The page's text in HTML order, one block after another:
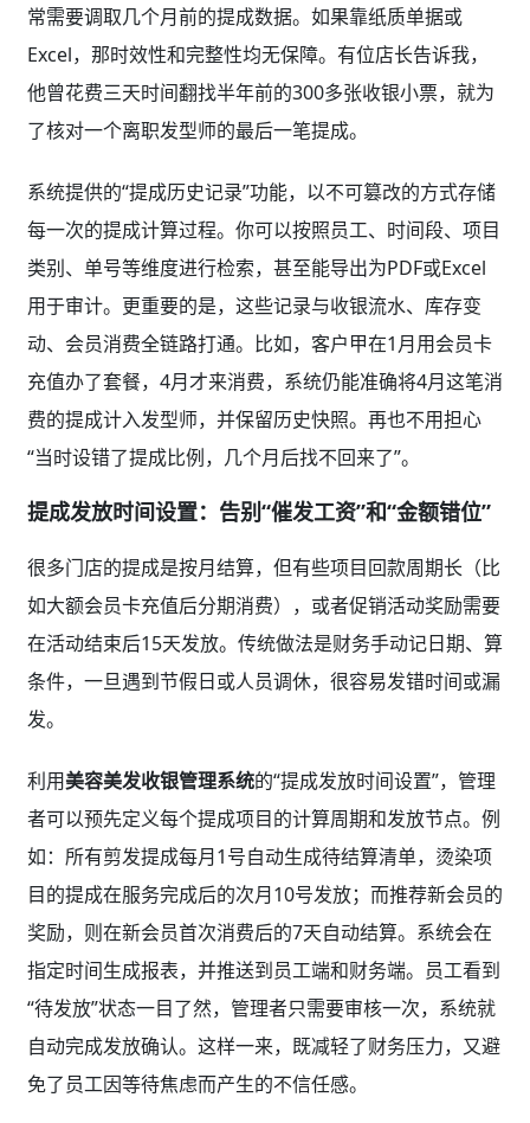
常需要调取几个月前的提成数据。如果靠纸质单据或
Excel，那时效性和完整性均无保障。有位店长告诉我，
他曾花费三天时间翻找半年前的300多张收银小票，就为
了核对一个离职发型师的最后一笔提成。
系统提供的“提成历史记录”功能，以不可篡改的方式存储
每一次的提成计算过程。你可以按照员工、时间段、项目
类别、单号等维度进行检索，甚至能导出为PDF或Excel
用于审计。更重要的是，这些记录与收银流水、库存变
动、会员消费全链路打通。比如，客户甲在1月用会员卡
充值办了套餐，4月才来消费，系统仍能准确将4月这笔消
费的提成计入发型师，并保留历史快照。再也不用担心
“当时设错了提成比例，几个月后找不回来了”。
提成发放时间设置：告别“催发工资”和“金额错位”
很多门店的提成是按月结算，但有些项目回款周期长（比
如大额会员卡充值后分期消费），或者促销活动奖励需要
在活动结束后15天发放。传统做法是财务手动记日期、算
条件，一旦遇到节假日或人员调休，很容易发错时间或漏
发。
利用美容美发收银管理系统的“提成发放时间设置”，管理
者可以预先定义每个提成项目的计算周期和发放节点。例
如：所有剪发提成每月1号自动生成待结算清单，烫染项
目的提成在服务完成后的次月10号发放；而推荐新会员的
奖励，则在新会员首次消费后的7天自动结算。系统会在
指定时间生成报表，并推送到员工端和财务端。员工看到
“待发放”状态一目了然，管理者只需要审核一次，系统就
自动完成发放确认。这样一来，既减轻了财务压力，又避
免了员工因等待焦虑而产生的不信任感。